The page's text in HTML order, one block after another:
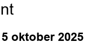
oktober 2025